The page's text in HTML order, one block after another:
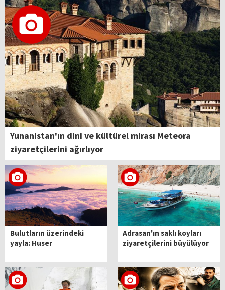
Yunanistan'ın dini ve kültürel mirası Meteora
ziyaretçilerini ağırlıyor
Bulutların üzerindeki
yayla: Huser
Adrasan'ın saklı koyları
ziyaretçilerini büyülüyor